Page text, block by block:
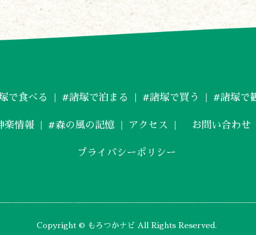
で食べる #諸塚で泊まる #諸塚で買う #諸塚で
楽情報 #森の風の記憶 アクセス お問い合わせ
プライバシーポリシー
Copyright © もろつかナビ All Rights Reserved.